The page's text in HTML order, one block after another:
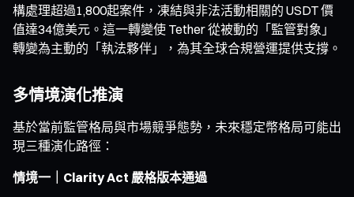
構處理超過1,800起案件，凍結與非法活動相關的 USDT 價
值達34億美元。這一轉變使 Tether 從被動的「監管對象」
轉變為主動的「執法夥伴」，為其全球合規營運提供支撐。
多情境演化推演
基於當前監管格局與市場競爭態勢，未來穩定幣格局可能出
現三種演化路徑：
情境一｜Clarity Act 嚴格版本通過